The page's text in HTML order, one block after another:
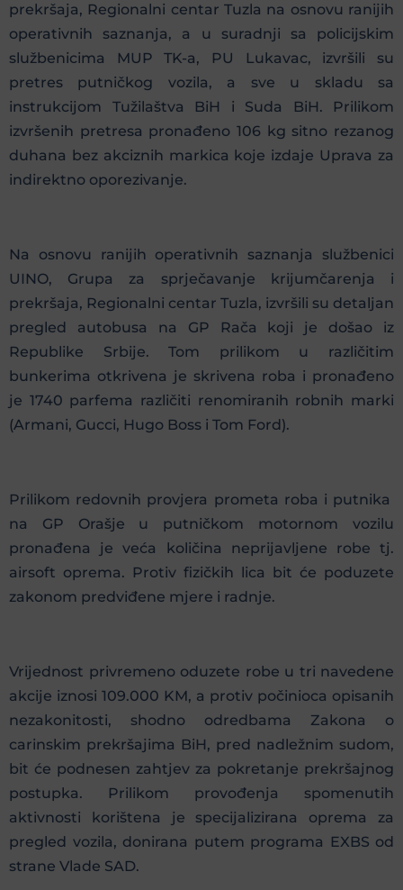
prekršaja, Regionalni centar Tuzla na osnovu ranijih
operativnih saznanja, a u suradnji sa policijskim
službenicima MUP TK-a, PU Lukavac, izvršili su
pretres putničkog vozila, a sve u skladu sa
instrukcijom Tužilaštva BiH i Suda BiH. Prilikom
izvršenih pretresa pronađeno 106 kg sitno rezanog
duhana bez akciznih markica koje izdaje Uprava za
indirektno oporezivanje.
Na osnovu ranijih operativnih saznanja službenici
UINO, Grupa za sprječavanje krijumčarenja i
prekršaja, Regionalni centar Tuzla, izvršili su detaljan
pregled autobusa na GP Rača koji je došao iz
Republike Srbije. Tom prilikom u različitim
bunkerima otkrivena je skrivena roba i pronađeno
je 1740 parfema različiti renomiranih robnih marki
(Armani, Gucci, Hugo Boss i Tom Ford).
Prilikom redovnih provjera prometa roba i putnika
na GP Orašje u putničkom motornom vozilu
pronađena je veća količina neprijavljene robe tj.
airsoft oprema. Protiv fizičkih lica bit će poduzete
zakonom predviđene mjere i radnje.
Vrijednost privremeno oduzete robe u tri navedene
akcije iznosi 109.000 KM, a protiv počinioca opisanih
nezakonitosti, shodno odredbama Zakona o
carinskim prekršajima BiH, pred nadležnim sudom,
bit će podnesen zahtjev za pokretanje prekršajnog
postupka. Prilikom provođenja spomenutih
aktivnosti korištena je specijalizirana oprema za
pregled vozila, donirana putem programa EXBS od
strane Vlade SAD.